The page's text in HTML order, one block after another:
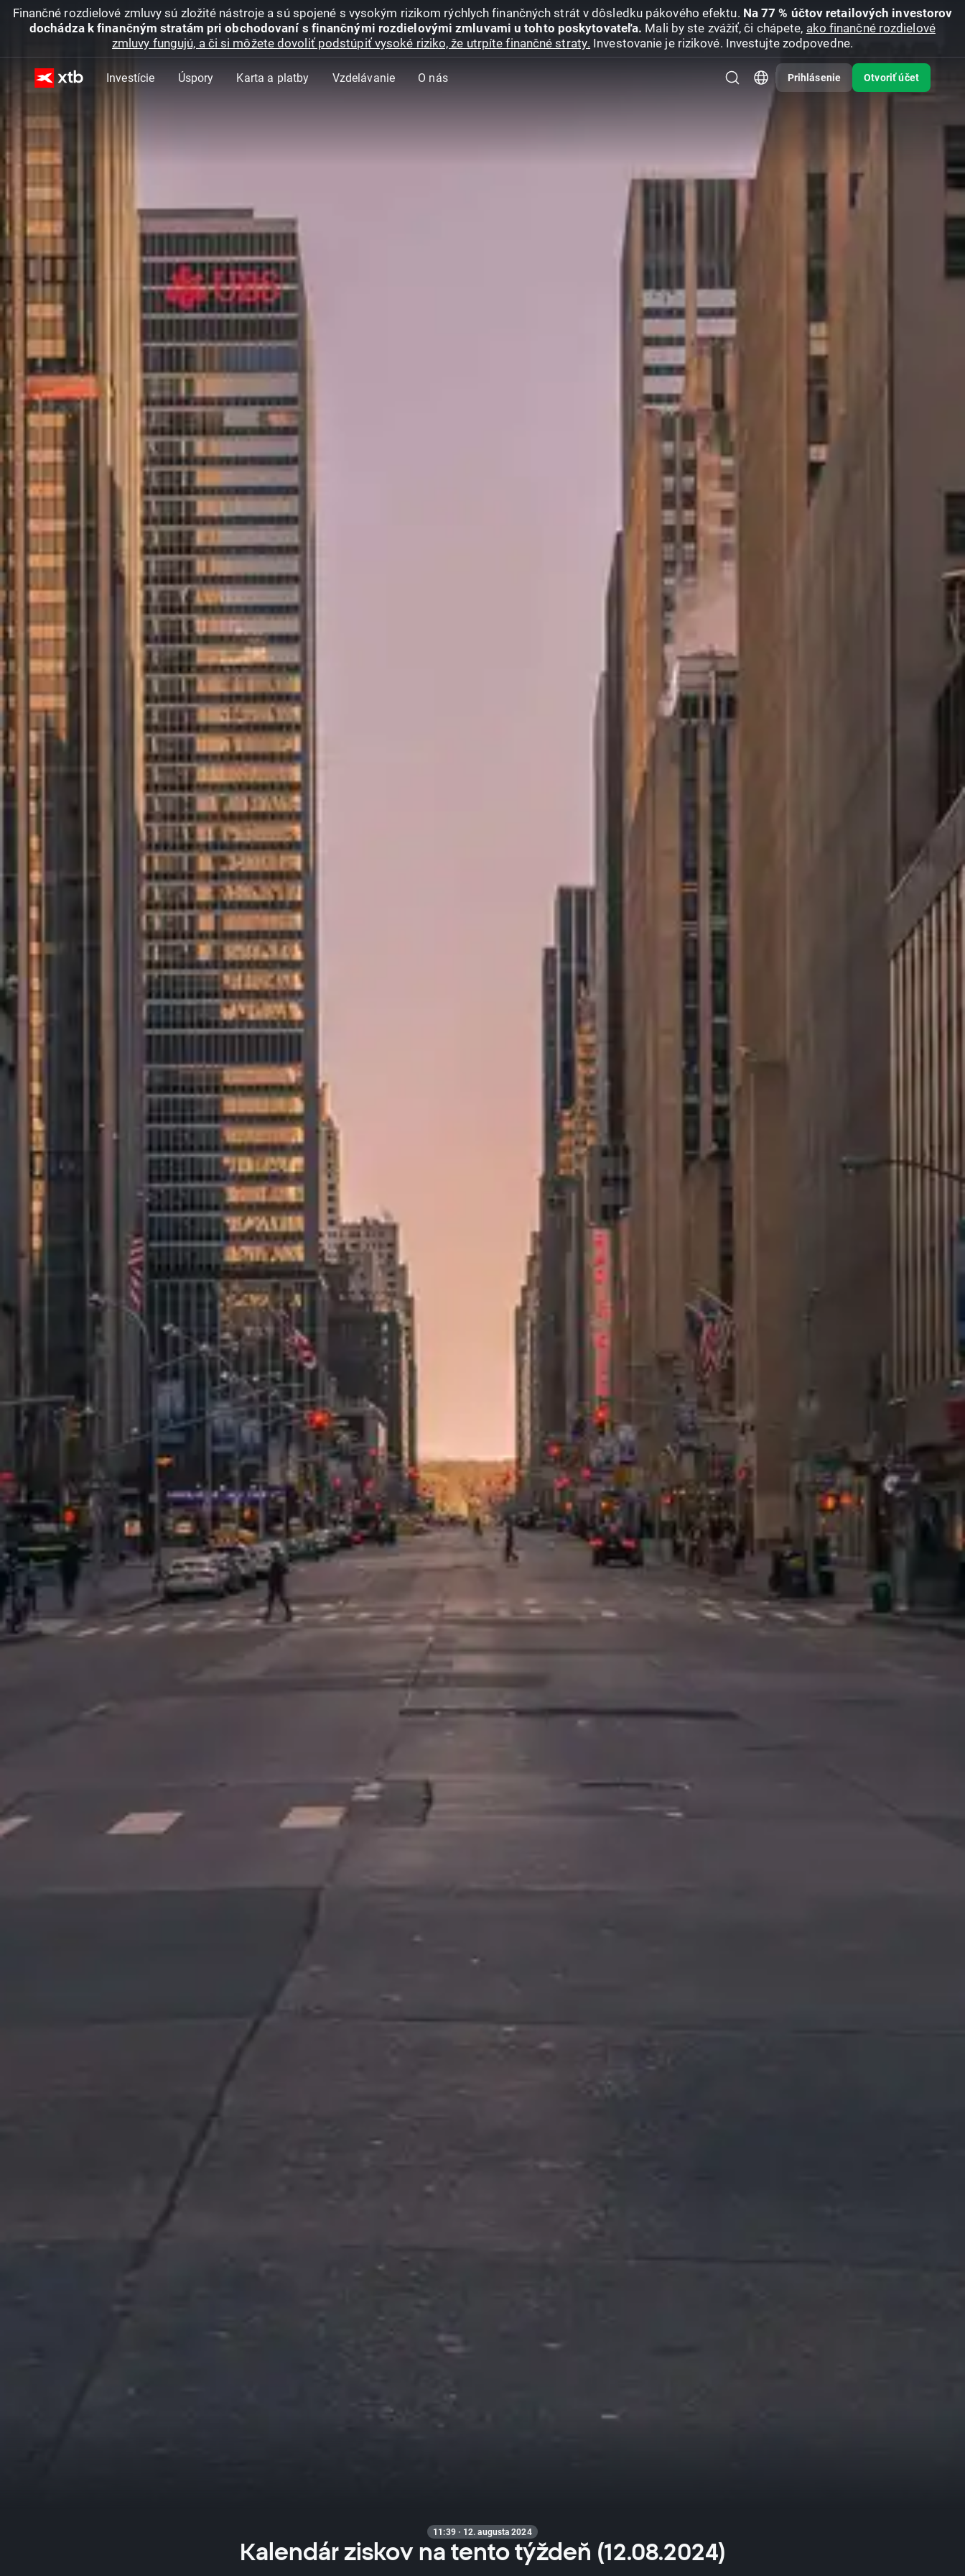
Finančné rozdielové zmluvy sú zložité nástroje a sú spojené s vysokým rizikom rýchlych finančných strát v dôsledku pákového efektu. Na 77 % účtov retailových investorov
dochádza k finančným stratám pri obchodovaní s finančnými rozdielovými zmluvami u tohto poskytovateľa. Mali by ste zvážiť, či chápete, ako finančné rozdielové
zmluvy fungujú, a či si môžete dovoliť podstúpiť vysoké riziko, že utrpíte finančné straty. Investovanie je rizikové. Investujte zodpovedne.
Investície Úspory Karta a platby Vzdelávanie O nás Prihlásenie Otvoriť účet
11:39 · 12. augusta 2024
Kalendár ziskov na tento týždeň (12.08.2024)